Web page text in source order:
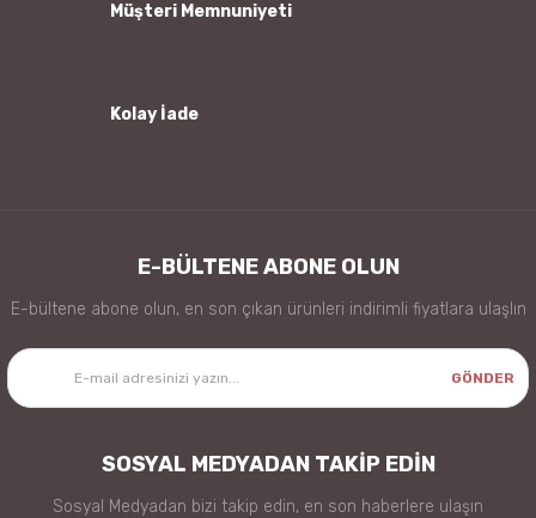
Müşteri Memnuniyeti
Kolay İade
E-BÜLTENE ABONE OLUN
E-bültene abone olun, en son çıkan ürünleri indirimli fiyatlara ulaşlın
GÖNDER
SOSYAL MEDYADAN TAKİP EDİN
Sosyal Medyadan bizi takip edin, en son haberlere ulaşın